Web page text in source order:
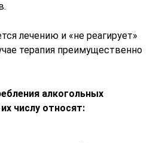
лечению и «не реагирует»
терапия преимущественно
алкогольных
числу относят: